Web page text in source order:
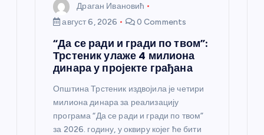
Драган Ивановић
август 6, 2026
0 Comments
“Да се ради и гради по твом”:
Трстеник улаже 4 милиона
динара у пројекте грађана
Општина Трстеник издвојила је четири
милиона динара за реализацију
програма “Да се ради и гради по твом”
за 2026. годину, у оквиру којег ће бити